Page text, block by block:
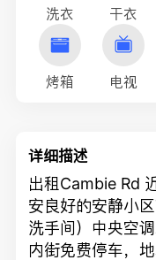
洗衣 干衣
烤箱 电视
详细描述
出租Cambie Rd
安良好的安静小
洗手间）中央空
内街免费停车，